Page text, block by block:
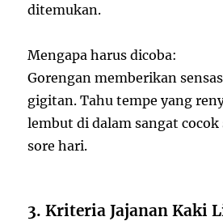
ditemukan.
Mengapa harus dicoba:
Gorengan memberikan
gigitan. Tahu tempe yang
lembut di dalam sangat cocok
sore hari.
3. Kriteria Jajanan Kaki